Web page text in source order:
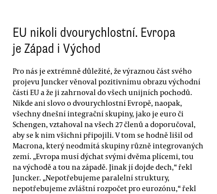
EU nikoli dvourychlostní. Evropa
je Západ i Východ
Pro nás je extrémně důležité, že výraznou část svého
projevu Juncker věnoval pozitivnímu obrazu východní
části EU a že ji zahrnoval do všech unijních pochodů.
Nikde ani slovo o dvourychlostní Evropě, naopak,
všechny dnešní integrační skupiny, jako je euro či
Schengen, vztahoval na všech 27 členů a doporučoval,
aby se k nim všichni připojili. V tom se hodně lišil od
Macrona, který neodmítá skupiny různě integrovaných
zemí. „Evropa musí dýchat svými dvěma plícemi, tou
na východě a tou na západě. Jinak jí dojde dech,“ řekl
Juncker. „Nepotřebujeme paralelní struktury,
nepotřebujeme zvláštní rozpočet pro eurozónu,“ řekl